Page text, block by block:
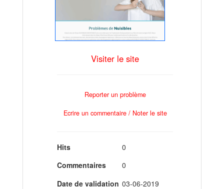
Visiter le site
Reporter un problème
Ecrire un commentaire / Noter le site
Hits
0
Commentaires
0
Date de validation 03-06-2019